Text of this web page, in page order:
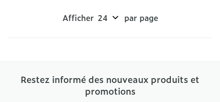
Afficher par page
Restez informé des nouveaux produits et
promotions